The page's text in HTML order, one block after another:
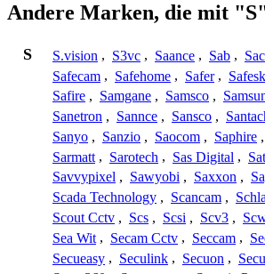
Andere Marken, die mit
S S.vision , S3vc , Saance , Sab ,
Safecam , Safehome , Safer ,
Safire , Samgane , Samsco ,
Sanetron , Sannce , Sansco ,
Sanyo , Sanzio , Saocom , Saphire ,
Sarmatt , Sarotech , Sas Digital ,
Savvypixel , Sawyobi , Saxxon ,
Scada Technology , Scancam ,
Scout Cctv , Scs , Scsi , Scv3 ,
Sea Wit , Secam Cctv , Seccam ,
Secueasy , Seculink , Secuon ,